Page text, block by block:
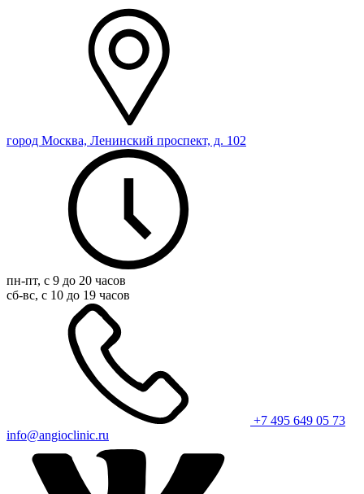
город Москва, Ленинский проспект, д. 102
пн-пт, с 9 до 20 часов
сб-вс, с 10 до 19 часов
+7 495 649 05 73
info@angioclinic.ru